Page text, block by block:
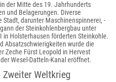
der Mitte des 19. Jahrhunderts
und Belagerungen. Diverse
darunter Maschinenspinnerei, -
der Steinkohlenbergbau unter
in Holsterhausen förderten Steinkohle.
Absatzschwierigkeiten wurde die
Zeche Fürst Leopold in Hervest
Wesel-Datteln-Kanal eröffnet.
Weltkrieg